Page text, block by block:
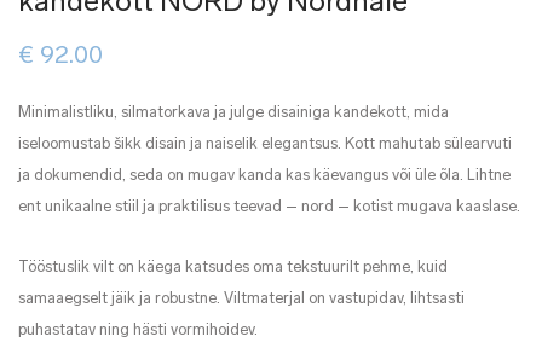
€ 92.00
Minimalistliku, silmatorkava ja julge disainiga kandekott, mida
iseloomustab šikk disain ja naiselik elegantsus. Kott mahutab sülearvuti
ja dokumendid, seda on mugav kanda kas käevangus või üle õla. Lihtne
ent unikaalne stiil ja praktilisus teevad – nord – kotist mugava kaaslase.
Tööstuslik vilt on käega katsudes oma tekstuurilt pehme, kuid
samaaegselt jäik ja robustne. Viltmaterjal on vastupidav, lihtsasti
puhastatav ning hästi vormihoidev.